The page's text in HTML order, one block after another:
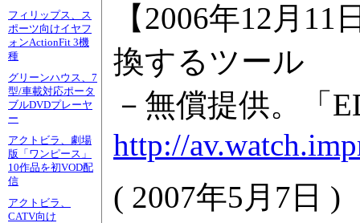
フィリップス、ス
ポーツ向けイヤフ
ォンActionFit 3機
種
グリーンハウス、7
型/車載対応ポータ
ブルDVDプレーヤ
ー
アクトビラ、劇場
版「ワンピース」
10作品を初VOD配
信
アクトビラ、
CATV向け
【2006年12月
換するツール
－無償提供。「
http://
( 2007年5月7日 )